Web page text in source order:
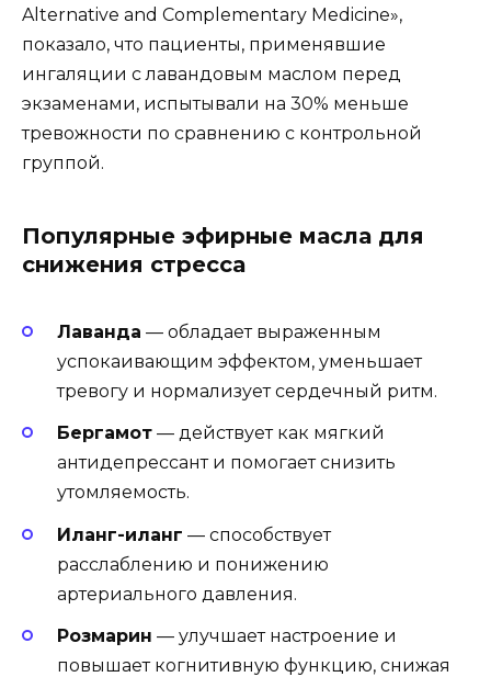
Alternative and Complementary Medicine»,
показало, что пациенты, применявшие
ингаляции с лавандовым маслом перед
экзаменами, испытывали на 30% меньше
тревожности по сравнению с контрольной
группой.
Популярные эфирные масла для
снижения стресса
Лаванда — обладает выраженным
успокаивающим эффектом, уменьшает
тревогу и нормализует сердечный ритм.
Бергамот — действует как мягкий
антидепрессант и помогает снизить
утомляемость.
Иланг-иланг — способствует
расслаблению и понижению
артериального давления.
Розмарин — улучшает настроение и
повышает когнитивную функцию, снижая